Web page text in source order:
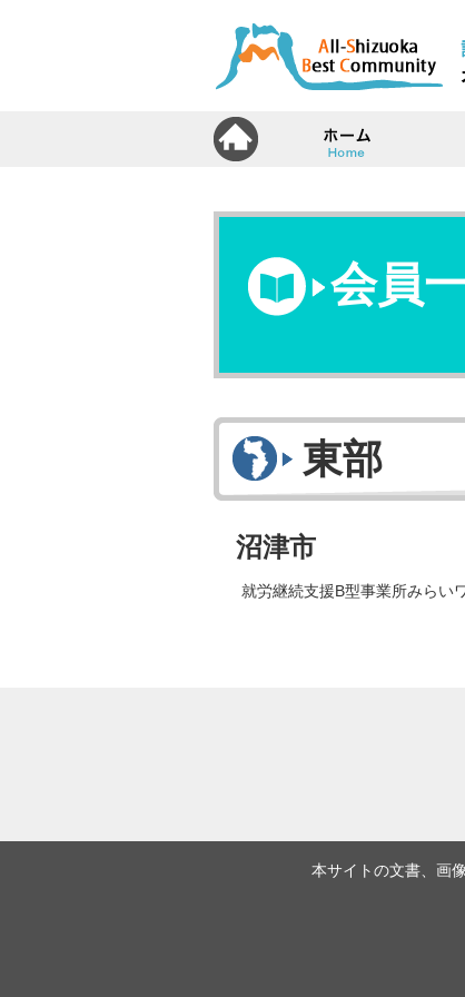
会員
東部
沼津市
就労継続支援B型事業所みらい
本サイトの文書、画